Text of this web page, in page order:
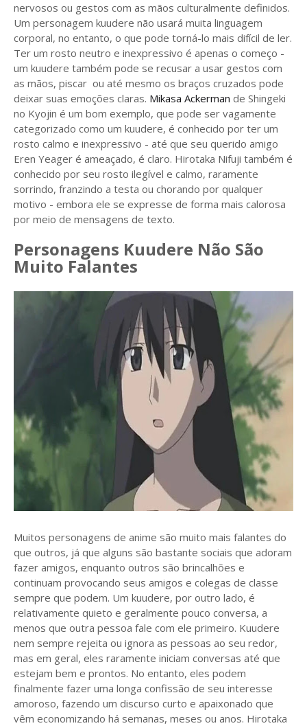
nervosos ou gestos com as mãos culturalmente definidos.
Um personagem kuudere não usará muita linguagem
corporal, no entanto, o que pode torná-lo mais difícil de ler.
Ter um rosto neutro e inexpressivo é apenas o começo -
um kuudere também pode se recusar a usar gestos com
as mãos, piscar ou até mesmo os braços cruzados pode
deixar suas emoções claras. Mikasa Ackerman de Shingeki
no Kyojin é um bom exemplo, que pode ser vagamente
categorizado como um kuudere, é conhecido por ter um
rosto calmo e inexpressivo - até que seu querido amigo
Eren Yeager é ameaçado, é claro. Hirotaka Nifuji também é
conhecido por seu rosto ilegível e calmo, raramente
sorrindo, franzindo a testa ou chorando por qualquer
motivo - embora ele se expresse de forma mais calorosa
por meio de mensagens de texto.
Personagens Kuudere Não São
Muito Falantes
Muitos personagens de anime são muito mais falantes do
que outros, já que alguns são bastante sociais que adoram
fazer amigos, enquanto outros são brincalhões e
continuam provocando seus amigos e colegas de classe
sempre que podem. Um kuudere, por outro lado, é
relativamente quieto e geralmente pouco conversa, a
menos que outra pessoa fale com ele primeiro. Kuudere
nem sempre rejeita ou ignora as pessoas ao seu redor,
mas em geral, eles raramente iniciam conversas até que
estejam bem e prontos. No entanto, eles podem
finalmente fazer uma longa confissão de seu interesse
amoroso, fazendo um discurso curto e apaixonado que
vêm economizando há semanas, meses ou anos. Hirotaka